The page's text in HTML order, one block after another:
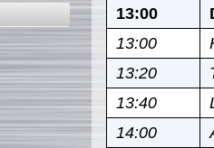
13:00
13:00
13:20
13:40
14:00